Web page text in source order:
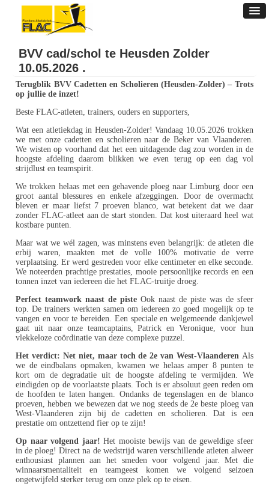
BVV cad/schol te Heusden Zolder
10.05.2026 .
Terugblik BVV Cadetten en Scholieren (Heusden-Zolder) – Trots
op jullie de inzet!
Beste FLAC-atleten, trainers, ouders en supporters,
Wat een atletiekdag in Heusden-Zolder! Vandaag 10.05.2026 trokken
we met onze cadetten en scholieren naar de Beker van Vlaanderen.
We wisten op voorhand dat het een uitdagende dag zou worden in de
hoogste afdeling daarom blikken we even terug op een dag vol
strijdlust en teamspirit.
We trokken helaas met een gehavende ploeg naar Limburg door een
groot aantal blessures en enkele afzeggingen. Door de overmacht
bleven er maar liefst 7 proeven blanco, wat betekent dat we daar
zonder FLAC-atleet aan de start stonden. Dat kost uiteraard heel wat
kostbare punten.
Maar wat we wél zagen, was minstens even belangrijk: de atleten die
erbij waren, maakten met de volle 100% motivatie de verre
verplaatsing. Er werd gestreden voor elke centimeter en elke seconde.
We noteerden prachtige prestaties, mooie persoonlijke records en een
tonnen inzet van iedereen die het FLAC-truitje droeg.
Perfect teamwork naast de piste Ook naast de piste was de sfeer
top. De trainers werkten samen om iedereen zo goed mogelijk op te
vangen en voor te bereiden. Een speciale en welgemeende dankjewel
gaat uit naar onze teamcaptains, Patrick en Veronique, voor hun
vlekkeloze coördinatie van deze complexe puzzel.
Het verdict: Net niet, maar toch de 2e van West-VlaanderenAls
we de eindbalans opmaken, kwamen we helaas amper 8 punten te
kort om de degradatie uit de hoogste afdeling te vermijden. We
eindigden op de voorlaatste plaats. Toch is er absoluut geen reden om
de hoofden te laten hangen. Ondanks de tegenslagen en de blanco
proeven, hebben we bewezen dat we nog steeds de 2e beste ploeg van
West-Vlaanderen zijn bij de cadetten en scholieren. Dat is een
prestatie om ontzettend fier op te zijn!
Op naar volgend jaar! Het mooiste bewijs van de geweldige sfeer
in de ploeg! Direct na de wedstrijd waren verschillende atleten alweer
enthousiast plannen aan het smeden voor volgend jaar. Met die
winnaarsmentaliteit en teamgeest komen we volgend seizoen
ongetwijfeld sterker terug om onze plek op te eisen.